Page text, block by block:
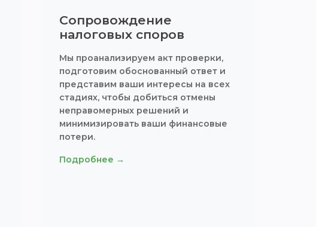
Сопровождение
налоговых споров
Мы проанализируем акт проверки,
подготовим обоснованный ответ и
представим ваши интересы на всех
стадиях, чтобы добиться отмены
неправомерных решений и
минимизировать ваши финансовые
потери.
Подробнее →